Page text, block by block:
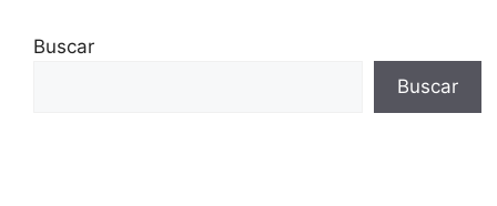
Buscar
Buscar